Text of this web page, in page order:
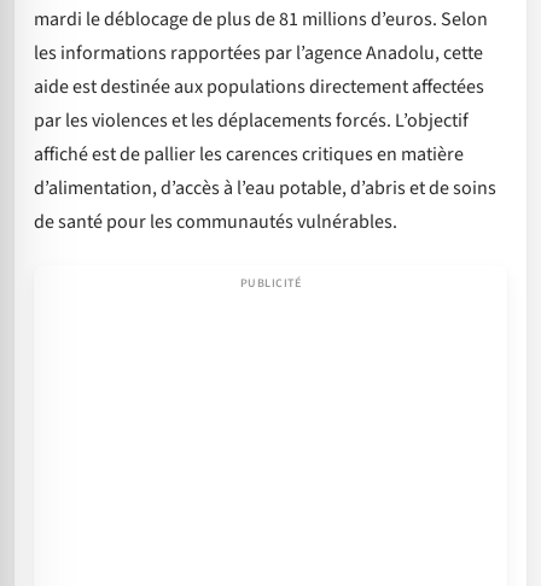
mardi le déblocage de plus de 81 millions d’euros. Selon
les informations rapportées par l’agence Anadolu, cette
aide est destinée aux populations directement affectées
par les violences et les déplacements forcés. L’objectif
affiché est de pallier les carences critiques en matière
d’alimentation, d’accès à l’eau potable, d’abris et de soins
de santé pour les communautés vulnérables.